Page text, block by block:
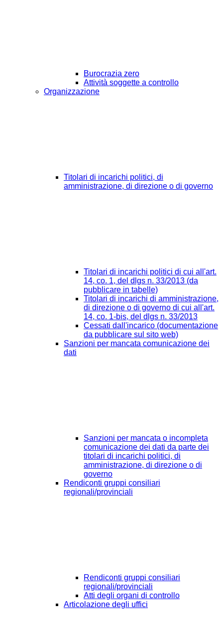
Burocrazia zero
Attività soggette a controllo
Organizzazione
Titolari di incarichi politici, di
amministrazione, di direzione o di governo
Titolari di incarichi politici di cui all'art.
14, co. 1, del dlgs n. 33/2013 (da
pubblicare in tabelle)
Titolari di incarichi di amministrazione,
di direzione o di governo di cui all'art.
14, co. 1-bis, del dlgs n. 33/2013
Cessati dall'incarico (documentazione
da pubblicare sul sito web)
Sanzioni per mancata comunicazione dei
dati
Sanzioni per mancata o incompleta
comunicazione dei dati da parte dei
titolari di incarichi politici, di
amministrazione, di direzione o di
governo
Rendiconti gruppi consiliari
regionali/provinciali
Rendiconti gruppi consiliari
regionali/provinciali
Atti degli organi di controllo
Articolazione degli uffici